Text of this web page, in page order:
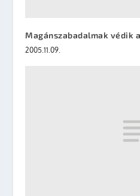
Magánszabadalmak védik
2005.11.09.